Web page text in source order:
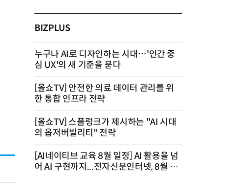
BIZPLUS
누구나 AI로 디자인하는 시대…'인간 중
심 UX'의 새 기준을 묻다
[올쇼TV] 안전한 의료 데이터 관리를 위
한 통합 인프라 전략
[올쇼TV] 스플렁크가 제시하는 "AI 시대
의 옵저버빌리티" 전략
[AI네이티브 교육 8월 일정] AI 활용을 넘
어 AI 구현까지...전자신문인터넷, 8월 실